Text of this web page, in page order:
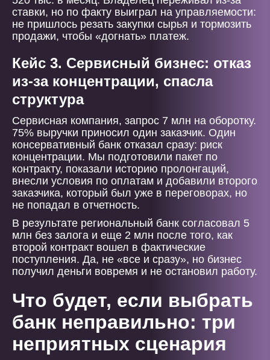
ставки, но по факту выиграл на управляемости:
не пришлось резать закупки сырья и тормозить
продажи, чтобы «догнать» платеж.
Кейс 3. Сервисный бизнес: отказ
из-за концентрации, спасла
структура
Сервисная компания, запрос 7 млн на оборотку.
75% выручки приносил один заказчик. Один
консервативный банк отказал сразу: риск
концентрации. Мы подготовили пакет по
контракту, показали историю пролонгаций,
внесли условия по оплатам и добавили второго
заказчика, который был уже в переговорах, но
не попадал в отчетность.
В результате региональный банк согласовал 5
млн без залога и еще 2 млн после того, как
второй контракт вошел в фактические
поступления. Да, не «все и сразу», но бизнес
получил деньги вовремя и не остановил работу.
Что будет, если выбрать
банк неправильно: три
неприятных сценария